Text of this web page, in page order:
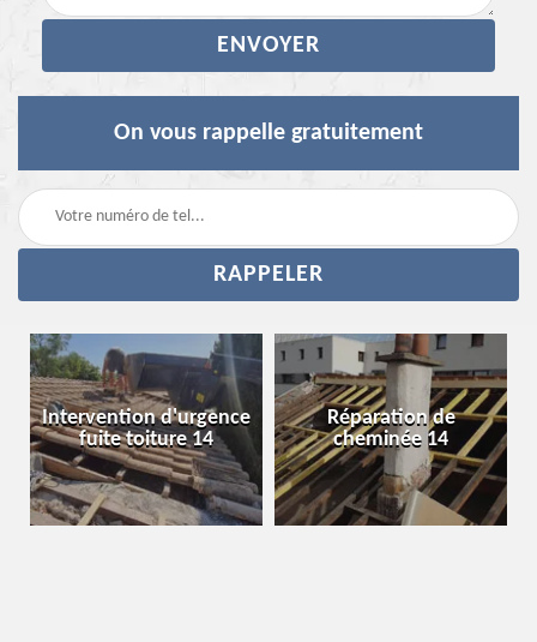
On vous rappelle gratuitement
Intervention d'urgence
fuite toiture 14
Réparation de
cheminée 14